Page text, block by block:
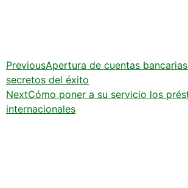
PreviousApertura de cuentas
secretos del éxito
NextCómo poner a su servicio los
internacionales